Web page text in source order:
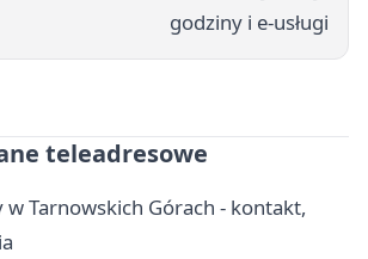
godziny i e-usługi
teleadresowe
w Tarnowskich Górach - kontakt,